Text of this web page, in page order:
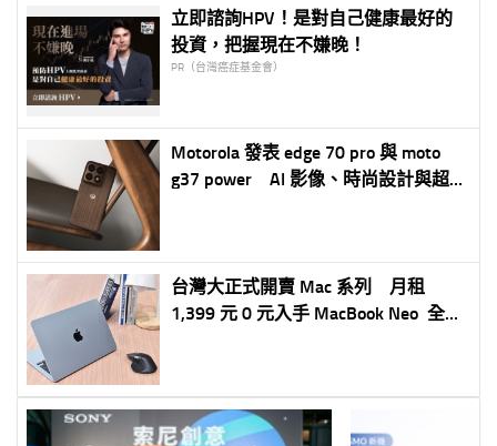
立即諮詢HPV！是對自己健康最好的
投資，把握現在不嫌晚！
PR（台灣癌症基金會）
Motorola 發表 edge 70 pro 與 moto
g37 power AI 影像、時尚設計與超長
台灣大正式開賣 Mac 系列 月租
1,399 元 0 元入手 MacBook Neo 全新